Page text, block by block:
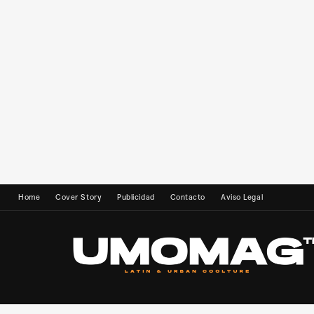
Home Cover Story Publicidad Contacto Aviso Legal